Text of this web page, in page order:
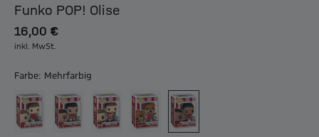
Funko POP! Olise
16,00 €
inkl. MwSt.
Farbe: Mehrfarbig